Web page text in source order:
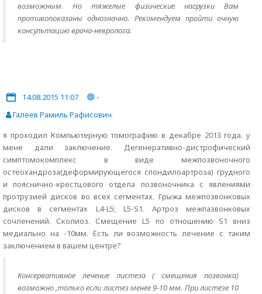
возможным. Но тяжелые физические нагрузки Вам
противопоказаны однозначно. Рекомендуем пройти очную
консультацию врача-невролога.
14.08.2015 11:07
-
Галеев Рамиль Рафисович
я проходил Компьютерную томографию в декабре 2013 года. у
мене дали заключение. Дегенеративно-дистрофический
симптомокомплекс в виде межпозвоночного
остеохандроза(деформирующегося спондилоартроза) грудного
и пояснично-крестцового отдела позвоночника с явлениями
протрузией дисков во всех сегментах. Грыжа межпозвонковых
дисков в сегментах L4-L5; L5-S1. Артроз межпазвонковых
сочленений. Сколиоз. Смещение L5 по отношению S1 вниз
медиально на -10мм. Есть ли возможность лечение с таким
заключением в вашем центре?
Консервативное лечение листеза ( смещения позвонка)
возможно ,только если листез менее 9-10 мм. При листезе 10